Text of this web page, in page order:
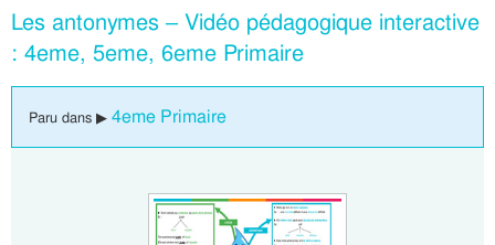
Les antonymes – Vidéo pédagogique interactive
: 4eme, 5eme, 6eme Primaire
Paru dans ▶ 4eme Primaire